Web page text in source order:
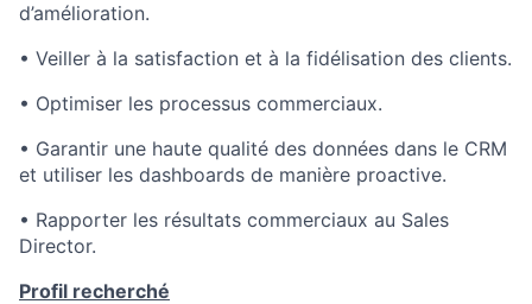
d’amélioration.
• Veiller à la satisfaction et à la fidélisation des clients.
• Optimiser les processus commerciaux.
• Garantir une haute qualité des données dans le CRM
et utiliser les dashboards de manière proactive.
• Rapporter les résultats commerciaux au Sales
Director.
Profil recherché